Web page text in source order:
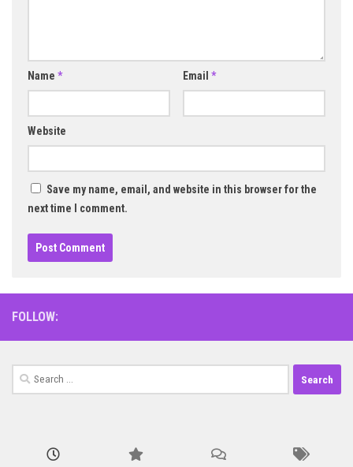
Name * Email *
Website
Save my name, email, and website in this browser for the
next time I comment.
FOLLOW:
Search
for: